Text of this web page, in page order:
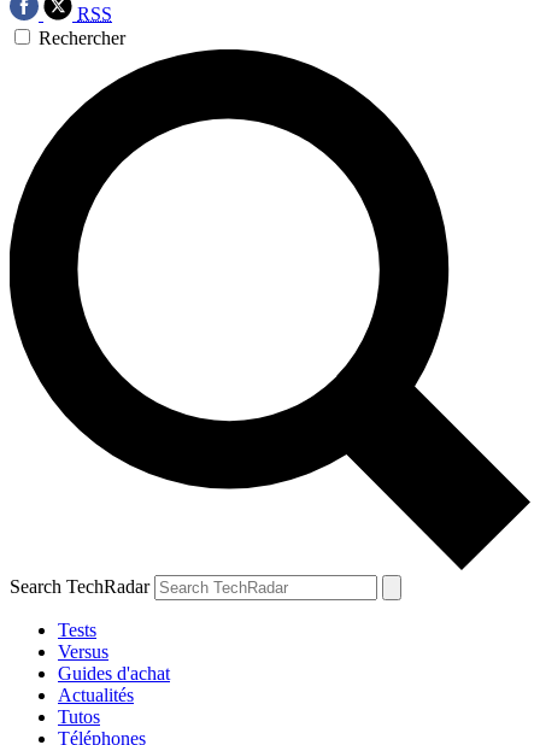
RSS
Rechercher
Search TechRadar
Tests
Versus
Guides d'achat
Actualités
Tutos
Téléphones